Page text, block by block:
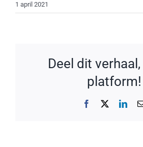
1 april 2021
Deel dit
platform!
Facebook